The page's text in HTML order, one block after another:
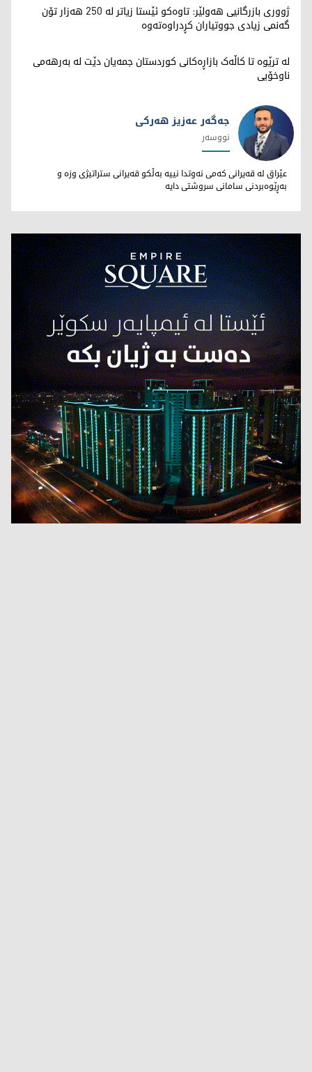
ژووری بازرگانیی هەولێر: تاوەکو ئێستا زیاتر لە 250 هەزار تۆن
گەنمی زیادی جووتیاران کڕدراوەتەوە
لە ترێوە تا کاڵەک بازاڕەکانی کوردستان جمەیان دێت لە بەرهەمی
ناوخۆیی
جەگەر عەزیز هەرکی
جەگەر عەزیز هەرکی
نووسەر
عێراق لە قەیرانی کەمی نەوتدا نییە بەڵکو قەیرانی ستراتیژی وزە و
بەڕێوەبردنی سامانی سروشتی دایە